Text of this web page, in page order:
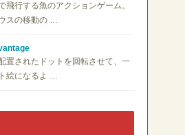
飛行する魚のアクションゲーム。
スの移動の …
置されたドットを回転させて、一
絵になるよ …